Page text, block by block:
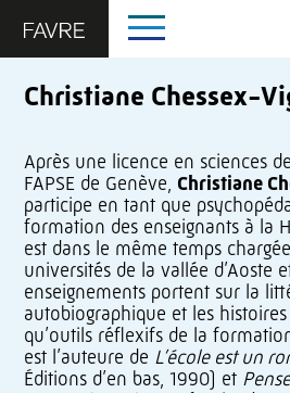
Christiane Chessex-
Après une licence en sciences
FAPSE de Genève, Christiane
participe en tant que
formation des enseignants à la
est dans le même temps
universités de la vallée d’Aoste
enseignements portent sur la
autobiographique et les
qu’outils réflexifs de la
est l’auteure de L’école est un
Éditions d’en bas, 1990) et